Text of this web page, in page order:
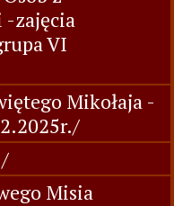
-zajęcia
VI
Mikołaja -
Misia